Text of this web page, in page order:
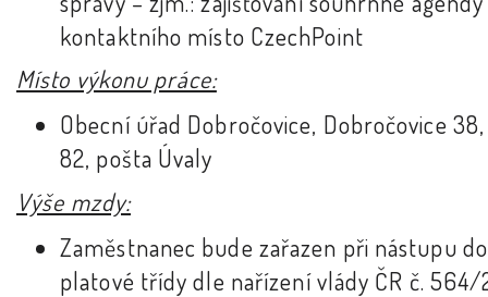
kontaktního místo CzechPoint
Místo výkonu práce:
Obecní úřad Dobročovice, Dobročovice
82, pošta Úvaly
Výše mzdy:
Zaměstnanec bude zařazen při nástupu
platové třídy dle nařízení vlády ČR č.